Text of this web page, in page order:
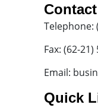
Telephone:
Fax: (62-21)
Email:
Quick